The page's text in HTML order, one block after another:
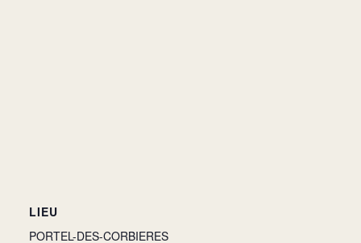
LIEU
PORTEL-DES-CORBIERES